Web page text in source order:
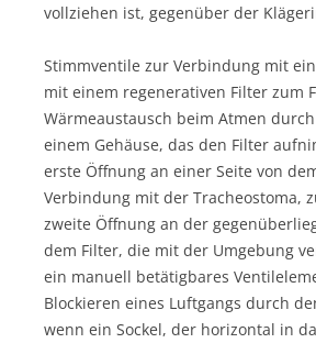
vollziehen ist, gegenüber der
Stimmventile zur Verbindung mit
mit einem regenerativen Filter zum
Wärmeaustausch beim Atmen
einem Gehäuse, das den Filter
erste Öffnung an einer Seite von
Verbindung mit der Tracheostoma,
zweite Öffnung an der
dem Filter, die mit der Umgebung
ein manuell betätigbares
Blockieren eines Luftgangs durch
wenn ein Sockel, der horizontal in